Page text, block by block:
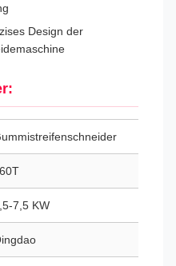
Design der
7,5 KW